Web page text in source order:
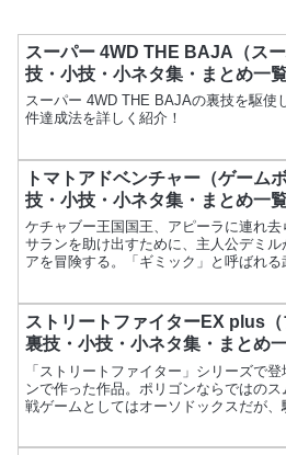
スーパー 4WD THE BAJA（ス
技・小技・小ネタ集・まとめ一
スーパー 4WD THE BAJAの裏技を駆使
件達成法を詳しく紹介！
トマトアドベンチャー（ゲーム
技・小技・小ネタ集・まとめ一
ケチャブー王国国王、アピーラに連れ
サランを助け出すために、主人公デミ
アを冒険する。「ギミック」と呼ばれ
ストリートファイターEX plus（
裏技・小技・小ネタ集・まとめ
「ストリートファイター」シリーズで
ンで作った作品。ポリゴンならではの
戦ゲームとしてはオーソドックスだが、